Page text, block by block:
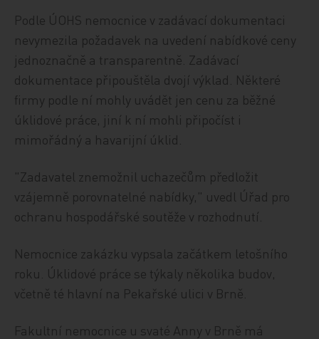
Podle ÚOHS nemocnice v zadávací dokumentaci
nevymezila požadavek na uvedení nabídkové ceny
jednoznačně a transparentně. Zadávací
dokumentace připouštěla dvojí výklad. Některé
firmy podle ní mohly uvádět jen cenu za běžné
úklidové práce, jiní k ní mohli připočíst i
mimořádný a havarijní úklid.
"Zadavatel znemožnil uchazečům předložit
vzájemně porovnatelné nabídky," uvedl Úřad pro
ochranu hospodářské soutěže v rozhodnutí.
Nemocnice zakázku vypsala začátkem letošního
roku. Úklidové práce se týkaly několika budov,
včetně té hlavní na Pekařské ulici v Brně.
Fakultní nemocnice u svaté Anny v Brně má